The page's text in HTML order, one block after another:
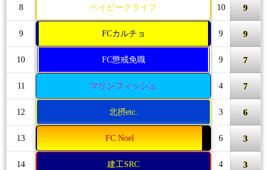
8 ベイビークライフ 10 9
9 FCカルチョ 9 9
10 FC懲戒免職 9 7
11 マリンフィッシュ 4 7
12 北摂etc. 3 6
13 FC Noel 6 3
14 建工SRC 4 3